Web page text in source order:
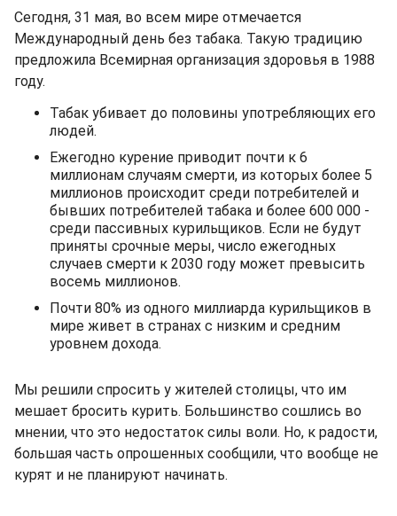
Сегодня, 31 мая, во всем мире отмечается
Международный день без табака. Такую традицию
предложила Всемирная организация здоровья в 1988
году.
Табак убивает до половины употребляющих его
людей.
Ежегодно курение приводит почти к 6
миллионам случаям смерти, из которых более 5
миллионов происходит среди потребителей и
бывших потребителей табака и более 600 000 -
среди пассивных курильщиков. Если не будут
приняты срочные меры, число ежегодных
случаев смерти к 2030 году может превысить
восемь миллионов.
Почти 80% из одного миллиарда курильщиков в
мире живет в странах с низким и средним
уровнем дохода.
Мы решили спросить у жителей столицы, что им
мешает бросить курить. Большинство сошлись во
мнении, что это недостаток силы воли. Но, к радости,
большая часть опрошенных сообщили, что вообще не
курят и не планируют начинать.